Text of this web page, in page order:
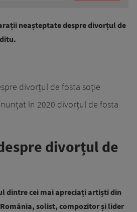
neașteptate despre divorțul de
divorțul de fosta soție
în 2020 divorțul de fosta
divorțul de
dintre cei mai apreciați artiști din
solist, compozitor și lider